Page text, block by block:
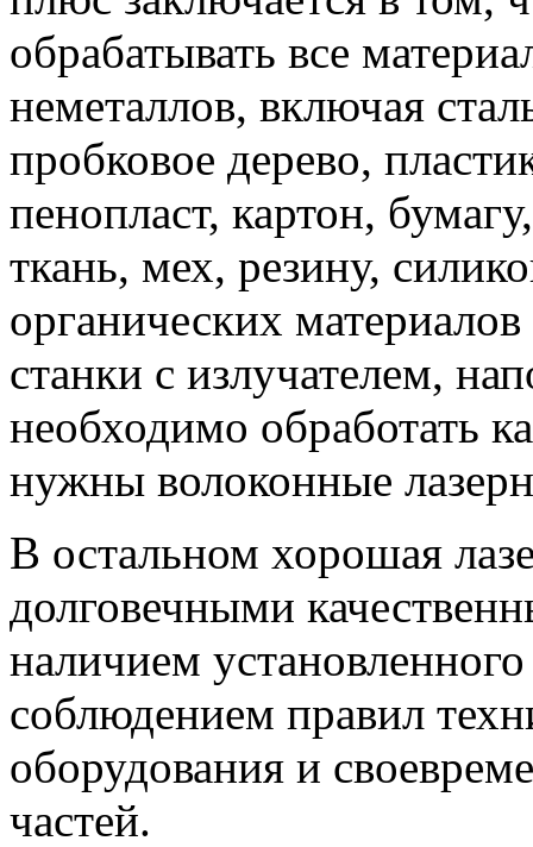
обрабатывать все
неметаллов, включая
пробковое дерево,
пенопласт, картон,
ткань, мех, резину,
органических
станки с излучателем,
необходимо обработать
нужны волоконные
В остальном хорошая
долговечными
наличием
соблюдением правил
оборудования и
частей.